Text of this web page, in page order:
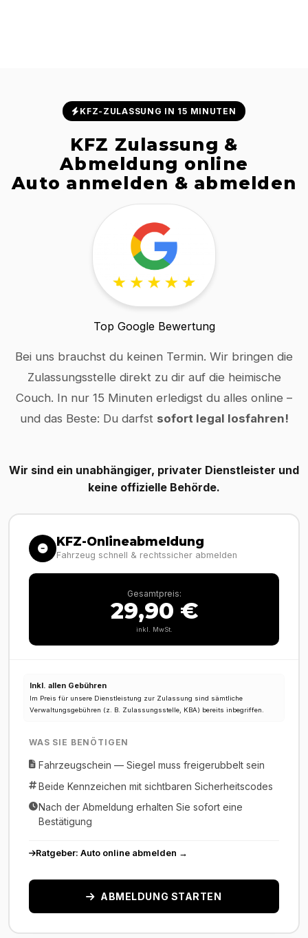
KFZ-ZULASSUNG IN 15 MINUTEN
KFZ Zulassung &
Abmeldung online
Auto anmelden & abmelden
Top Google Bewertung
Bei uns brauchst du keinen Termin. Wir bringen die
Zulassungsstelle direkt zu dir auf die heimische
Couch. In nur 15 Minuten erledigst du alles online –
und das Beste: Du darfst sofort legal losfahren!
Wir sind ein unabhängiger, privater Dienstleister und
keine offizielle Behörde.
KFZ-Onlineabmeldung
Fahrzeug schnell & rechtssicher abmelden
Gesamtpreis:
29,90 €
inkl. MwSt.
Inkl. allen Gebühren
Im Preis für unsere Dienstleistung zur Zulassung sind sämtliche
Verwaltungsgebühren (z. B. Zulassungsstelle, KBA) bereits inbegriffen.
WAS SIE BENÖTIGEN
Fahrzeugschein — Siegel muss freigerubbelt sein
Beide Kennzeichen mit sichtbaren Sicherheitscodes
Nach der Abmeldung erhalten Sie sofort eine
Bestätigung
Ratgeber: Auto online abmelden →
ABMELDUNG STARTEN